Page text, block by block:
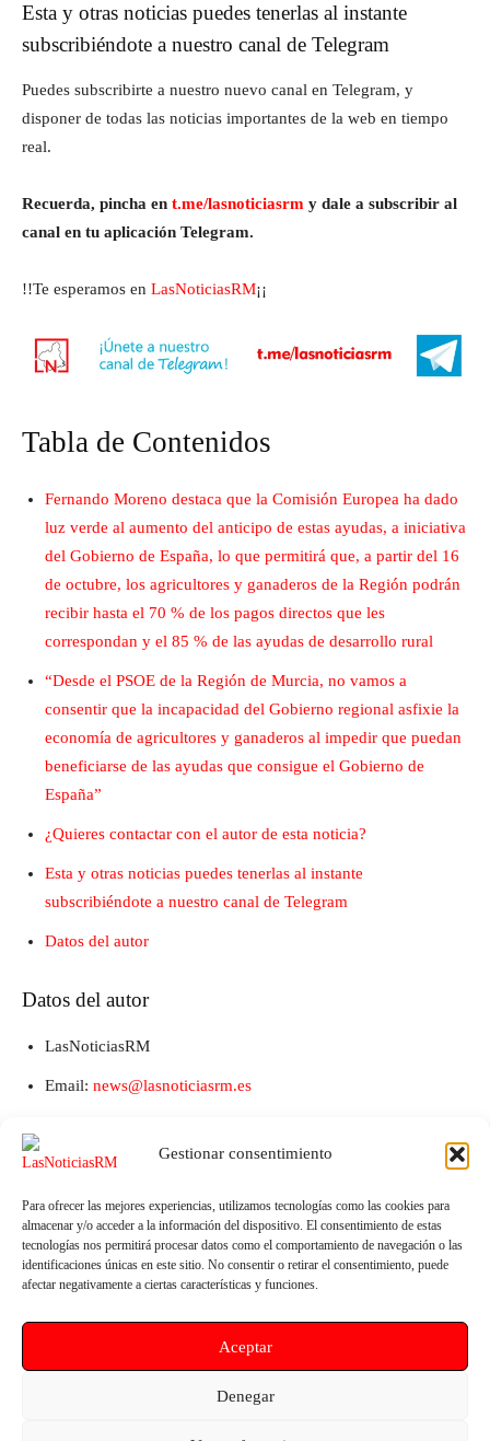
Gestionar consentimiento
Para ofrecer las mejores experiencias, utilizamos tecnologías como las cookies para
almacenar y/o acceder a la información del dispositivo. El consentimiento de estas
tecnologías nos permitirá procesar datos como el comportamiento de navegación o las
identificaciones únicas en este sitio. No consentir o retirar el consentimiento, puede
afectar negativamente a ciertas características y funciones.
Aceptar
Denegar
Esta y otras noticias puedes tenerlas al instante
subscribiéndote a nuestro canal de Telegram
Puedes subscribirte a nuestro nuevo canal en Telegram, y
disponer de todas las noticias importantes de la web en tiempo
real.
Recuerda, pincha en t.me/lasnoticiasrm y dale a subscribir al
canal en tu aplicación Telegram.
!!Te esperamos en LasNoticiasRM¡¡
Tabla de Contenidos
Fernando Moreno destaca que la Comisión Europea ha dado
luz verde al aumento del anticipo de estas ayudas, a iniciativa
del Gobierno de España, lo que permitirá que, a partir del 16
de octubre, los agricultores y ganaderos de la Región podrán
recibir hasta el 70 % de los pagos directos que les
correspondan y el 85 % de las ayudas de desarrollo rural
“Desde el PSOE de la Región de Murcia, no vamos a
consentir que la incapacidad del Gobierno regional asfixie la
economía de agricultores y ganaderos al impedir que puedan
beneficiarse de las ayudas que consigue el Gobierno de
España”
¿Quieres contactar con el autor de esta noticia?
Esta y otras noticias puedes tenerlas al instante
subscribiéndote a nuestro canal de Telegram
Datos del autor
Datos del autor
LasNoticiasRM
Email: news@lasnoticiasrm.es
Artículo anterior
El PSOE de Lorca advierte de
Artículo siguiente
El alcalde de Mula se reúne con